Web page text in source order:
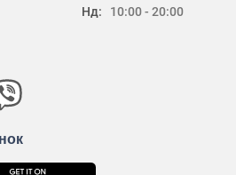
Нд:
10:00 - 20:00